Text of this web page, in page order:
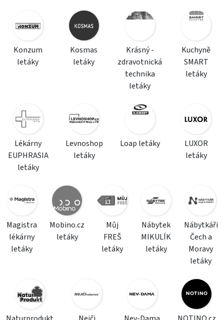
Konzum
letáky
Kosmas
letáky
Krásný -
zdravotnická
technika
letáky
Kuchyně
SMART
letáky
Lékárny
EUPHRASIA
letáky
Levnoshop
letáky
Loap letáky
LUXOR
letáky
Magistra
lékárny
letáky
Mobino.cz
letáky
Můj
FREŠ
letáky
Nábytek
MIKULÍK
letáky
Nábytkáři
Čech a
Moravy
letáky